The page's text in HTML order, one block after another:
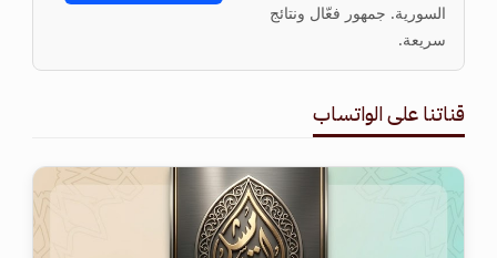
السورية. جمهور فعّال ونتائج
سريعة.
قناتنا على الواتساب